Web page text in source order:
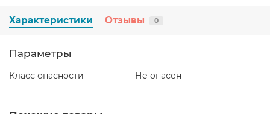
Характеристики Отзывы 0
Параметры
Класс опасности Не опасен